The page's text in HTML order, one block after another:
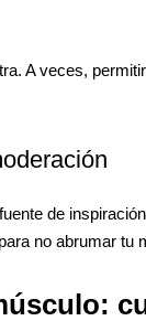
A veces,
de
no abrumar tu